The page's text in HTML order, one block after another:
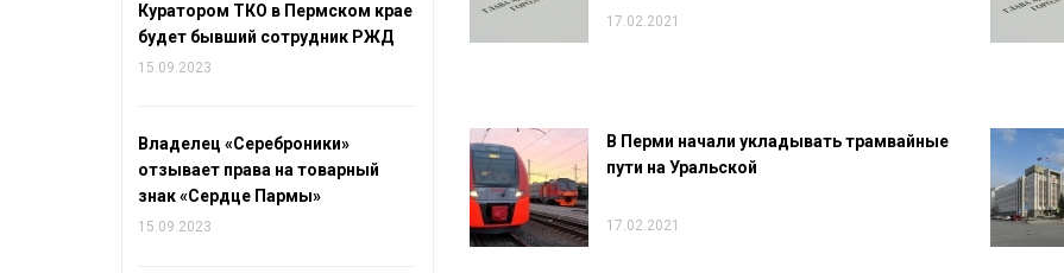
Куратором ТКО в Пермском крае
будет бывший сотрудник РЖД
15.09.2023
Владелец «Сереброники»
отзывает права на товарный
знак «Сердце Пармы»
15.09.2023
17.02.2021
В Перми начали укладывать трамвайные
пути на Уральской
17.02.2021